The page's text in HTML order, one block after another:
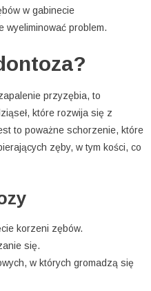
w gabinecie
wyeliminować problem.
przyzębia, to
które rozwija się z
to poważne schorzenie, które
zęby, w tym kości, co
korzeni zębów.
się.
w których gromadzą się